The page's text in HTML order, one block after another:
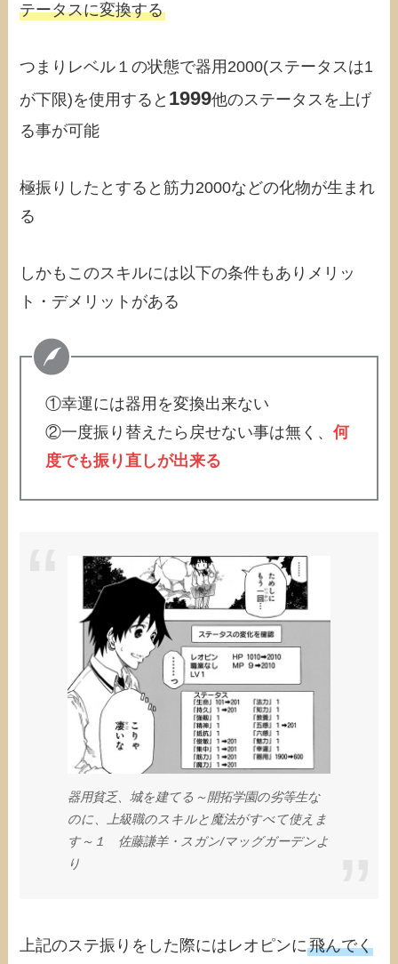
テータスに変換する
つまりレベル１の状態で器用2000(ステータスは1
が下限)を使用すると 1999他のステータスを上げ
る事が可能
極振りしたとすると筋力2000などの化物が生まれ
る
しかもこのスキルには以下の条件もありメリッ
ト・デメリットがある
①幸運には器用を変換出来ない
②一度振り替えたら戻せない事は無く、何
度でも振り直しが出来る
器用貧乏、城を建てる～開拓学園の劣等生な
のに、上級職のスキルと魔法がすべて使えま
す～１ 佐藤謙羊・スガン/マッグガーデンよ
り
上記のステ振りをした際にはレオピンに飛んでく